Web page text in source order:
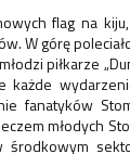
flag na
W górę
piłkarze
każde
fanatyków
młodych